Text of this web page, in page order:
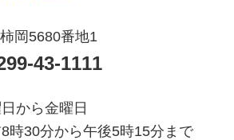
岡5680番地1
43-1111
日から金曜日
時30分から午後5時15分まで